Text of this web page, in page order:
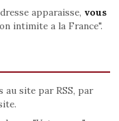
apparaisse, vous
intimite a la France".
site par RSS, par